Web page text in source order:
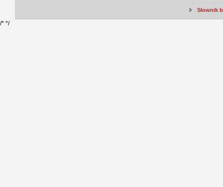
Słownik
/* */